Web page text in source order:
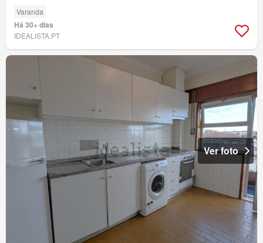
Varanda
Há 30+ dias
IDEALISTA.PT
Ver foto